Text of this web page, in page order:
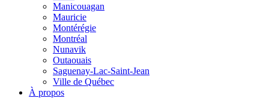
Manicouagan
Mauricie
Montérégie
Montréal
Nunavik
Outaouais
Saguenay-Lac-Saint-Jean
Ville de Québec
À propos